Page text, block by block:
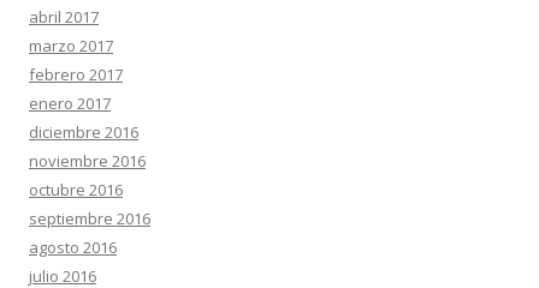
abril 2017
marzo 2017
febrero 2017
enero 2017
diciembre 2016
noviembre 2016
octubre 2016
septiembre 2016
agosto 2016
julio 2016